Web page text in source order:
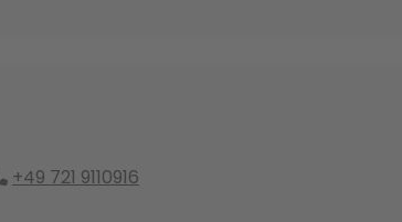
+49 721 9110916